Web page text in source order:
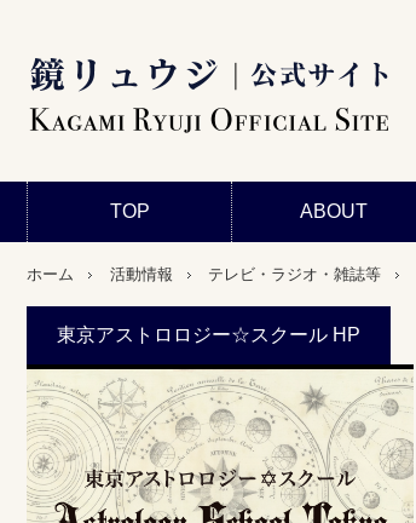
TOP ABOUT
ホーム 活動情報 テレビ・ラジオ・雑誌等
東京アストロロジー☆スクール HP